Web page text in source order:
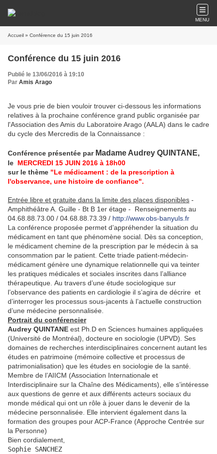
MENU
Accueil » Conférence du 15 juin 2016
Conférence du 15 juin 2016
Publié le 13/06/2016 à 19:10
Par Amis Arago
Je vous prie de bien vouloir trouver ci-dessous les informations
relatives à la prochaine conférence grand public organisée par
l'Association des Amis du Laboratoire Arago (AALA) dans le cadre
du cycle des Mercredis de la Connaissance :
Conférence présentée par Madame Audrey QUINTANE,
le MERCREDI 15 JUIN 2016 à 18h00
sur le thème "Le médicament : de la prescription à
l'observance, une histoire de confiance".
Entrée libre et gratuite dans la limite des places disponibles -
Amphithéâtre A. Guille - Bt B 1er étage - Renseignements au
04.68.88.73.00 / 04.68.88.73.39 / http://www.obs-banyuls.fr
La conférence proposée permet d’appréhender la situation du
médicament en tant que phénomène social. Dès sa conception,
le médicament chemine de la prescription par le médecin à sa
consommation par le patient. Cette triade patient-médecin-
médicament génère une dynamique relationnelle qui va teinter
les pratiques médicales et sociales inscrites dans l’alliance
thérapeutique. Au travers d’une étude sociologique sur
l’observance des patients en cardiologie il s’agira de décrire et
d’interroger les processus sous-jacents à l’actuelle construction
d’une médecine personnalisée.
Portrait du conférencier
Audrey QUINTANE est Ph.D en Sciences humaines appliquées
(Université de Montréal), docteure en sociologie (UPVD). Ses
domaines de recherches interdisciplinaires concernent autant les
études en patrimoine (mémoire collective et processus de
patrimonialisation) que les études en sociologie de la santé.
Membre de l’AIICM (Association Internationale et
Interdisciplinaire sur la Chaîne des Médicaments), elle s’intéresse
aux questions de genre et aux différents acteurs sociaux du
monde médical qui ont un rôle à jouer dans le devenir de la
médecine personnalisée. Elle intervient également dans la
formation des groupes pour ACP-France (Approche Centrée sur
la Personne)
Bien cordialement,
Sophie SANCHEZ